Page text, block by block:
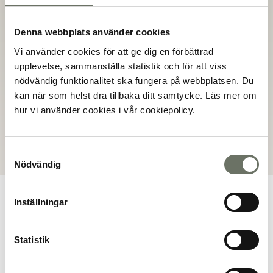
Denna webbplats använder cookies
Vi använder cookies för att ge dig en förbättrad
upplevelse, sammanställa statistik och för att viss
nödvändig funktionalitet ska fungera på webbplatsen. Du
kan när som helst dra tillbaka ditt samtycke. Läs mer om
hur vi använder cookies i vår cookiepolicy.
Nödvändig
Inställningar
Statistik
Adress
Bredängsvägen, 12942
Dokument